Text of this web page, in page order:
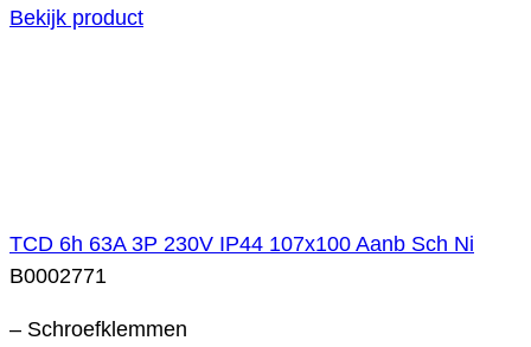
Bekijk product
TCD 6h 63A 3P 230V IP44 107x100 Aanb Sch Ni
B0002771
– Schroefklemmen